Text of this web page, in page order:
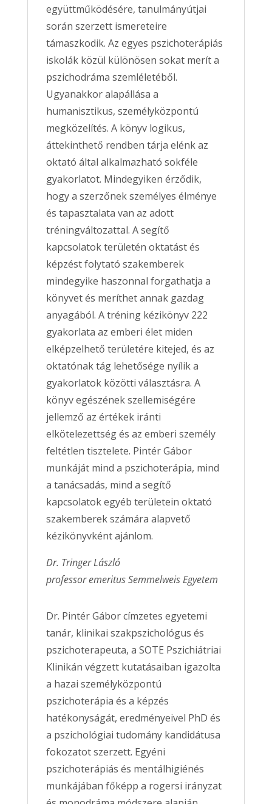
együttműködésére, tanulmányútjai
során szerzett ismereteire
támaszkodik. Az egyes pszichoterápiás
iskolák közül különösen sokat merít a
pszichodráma szemléletéből.
Ugyanakkor alapállása a
humanisztikus, személyközpontú
megközelítés. A könyv logikus,
áttekinthető rendben tárja elénk az
oktató által alkalmazható sokféle
gyakorlatot. Mindegyiken érződik,
hogy a szerzőnek személyes élménye
és tapasztalata van az adott
tréningváltozattal. A segítő
kapcsolatok területén oktatást és
képzést folytató szakemberek
mindegyike haszonnal forgathatja a
könyvet és meríthet annak gazdag
anyagából. A tréning kézikönyv 222
gyakorlata az emberi élet miden
elképzelhető területére kitejed, és az
oktatónak tág lehetősége nyílik a
gyakorlatok közötti választásra. A
könyv egészének szellemiségére
jellemző az értékek iránti
elkötelezettség és az emberi személy
feltétlen tisztelete. Pintér Gábor
munkáját mind a pszichoterápia, mind
a tanácsadás, mind a segítő
kapcsolatok egyéb területein oktató
szakemberek számára alapvető
kézikönyvként ajánlom.
Dr. Tringer László
professor emeritus Semmelweis Egyetem
Dr. Pintér Gábor címzetes egyetemi
tanár, klinikai szakpszichológus és
pszichoterapeuta, a SOTE Pszichiátriai
Klinikán végzett kutatásaiban igazolta
a hazai személyközpontú
pszichoterápia és a képzés
hatékonyságát, eredményeivel PhD és
a pszichológiai tudomány kandidátusa
fokozatot szerzett. Egyéni
pszichoterápiás és mentálhigiénés
munkájában főképp a rogersi irányzat